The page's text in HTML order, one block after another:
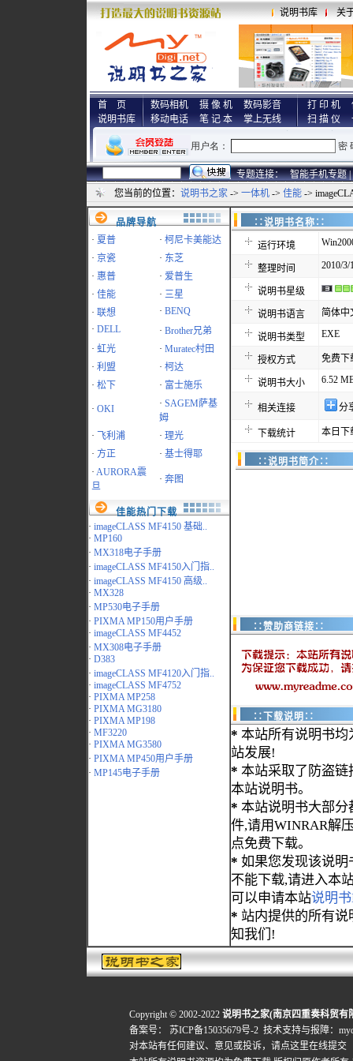
说明书库 关
首 页
说明书库
数码相机 摄 像 机
数码影音
移动电话
笔 记 本 掌上无线
打 印 机
扫 描 仪
专题连接： 智能手机专题 |
您当前的位置： 说明书之家 -> 一体机 -> 佳能 ->
品牌导航
· 夏普 · 柯尼卡美能达
· 京瓷 · 东芝
· 惠普 · 爱普生
· 佳能 · 三星
· 联想 · BENQ
· DELL · Brother兄弟
· 虹光 · Muratec村田
· 利盟 · 柯达
· 松下 · 富士施乐
· OKI · SAGEM萨基
姆
·
飞利浦 · 理光
· 方正 · 基士得耶
· AURORA震
旦
· 奔图
佳能热门下载
· imageCLASS MF4150 基础..
· MP160
· MX318电子手册
· imageCLASS MF4150入门指..
· imageCLASS MF4150 高级..
· MX328
· MP530电子手册
· PIXMA MP150用户手册
· imageCLASS MF4452
· MX308电子手册
· D383
· imageCLASS MF4120入门指..
· imageCLASS MF4752
· PIXMA MP258
· PIXMA MG3180
· PIXMA MP198
· MF3220
· PIXMA MG3580
· PIXMA MP450用户手册
· MP145电子手册
∷说明书名
运行环境
整理时间 2010/3/
说明书星级
说明书语言 简体中
说明书类型 EXE
授权方式 免费下
说明书大小 6.52
相关连接 分
下载统计 本日下
∷说明书简介∷
∷赞助商链接∷
∷下载说明∷
* 本站所有说明书均
站发展!
* 本站采取了防盗链
本站说明书。
* 本站说明书大部分
件,请用WINRAR解
点免费下载。
* 如果您发现该说明
不能下载,请进入本
可以申请本站说明
* 站内提供的所有
知我们!
Copyright © 2002-2022 说明书之家(南京四重奏科贸有
备案号：
苏ICP备15035679号-2 技术支持与报障：
对本站有任何建议、意见或投诉， 请点这里在线提交